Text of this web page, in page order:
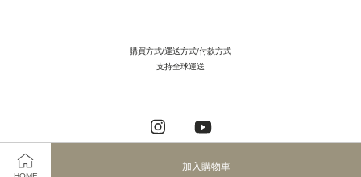
加入購物車
購買方式/運送方式/付款方式
支持全球運送
Instagram